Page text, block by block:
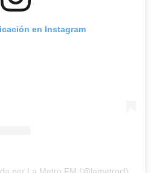
en Instagram